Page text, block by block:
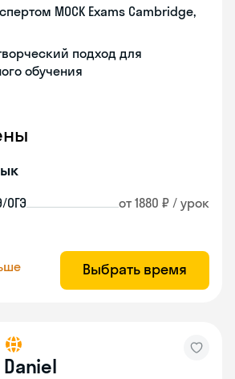
MOCK Exams Cambridge,
подход для
обучения
ОГЭ от 1880 ₽ / урок
Выбрать время
Daniel